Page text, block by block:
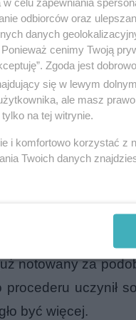
z Elbląga, który
sprawcy w
okazji, czyli
zazwyczaj
bądź
były tak
zderzeniu. Na
więcej za
Doprowadził
od firm
notowany za
uczynił
być więcej.
odbiorców oraz
danych
cenimy Twoją
Zgoda jest
się w lewym
ale masz
na tej witrynie.
i komfortowo korzystać z
Twoich danych